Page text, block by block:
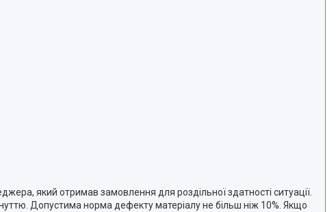
який отримав замовлення для роздільної здатності ситуації.
Допустима норма дефекту матеріалу не більш ніж 10%. Якщо